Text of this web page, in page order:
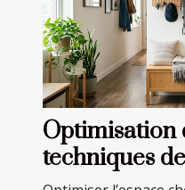
Optimisation
techniques